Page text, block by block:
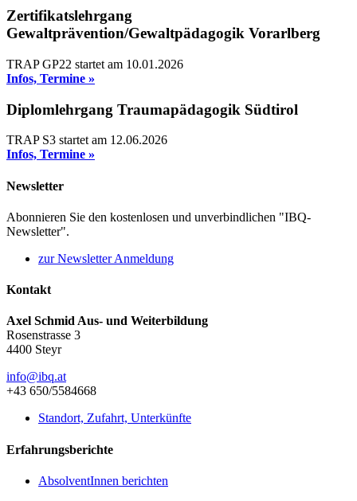
Zertifikatslehrgang
Gewaltprävention/Gewaltpädagogik Vorarlberg
TRAP GP22 startet am 10.01.2026
Infos, Termine »
Diplomlehrgang Traumapädagogik Südtirol
TRAP S3 startet am 12.06.2026
Infos, Termine »
Newsletter
Abonnieren Sie den kostenlosen und unverbindlichen "IBQ-
Newsletter".
zur Newsletter Anmeldung
Kontakt
Axel Schmid Aus- und Weiterbildung
Rosenstrasse 3
4400 Steyr
info@ibq.at
+43 650/5584668
Standort, Zufahrt, Unterkünfte
Erfahrungsberichte
AbsolventInnen berichten